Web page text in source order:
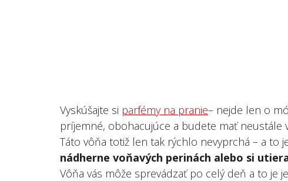
Vyskúšajte si parfémy na pranie– nejde len o
príjemné, obohacujúce a budete mať neustále
Táto vôňa totiž len tak rýchlo nevyprchá – a to
nádherne voňavých perinách alebo si
Vôňa vás môže sprevádzať po celý deň a to